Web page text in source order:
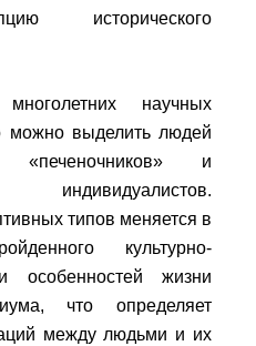
исторического
научных
можно выделить людей
«печеночников» и
типов меняется в
культурно-
особенностей жизни
что определяет
между людьми и их